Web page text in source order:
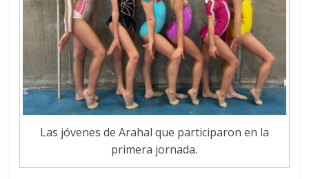
Las jóvenes de Arahal que participaron en la
primera jornada.